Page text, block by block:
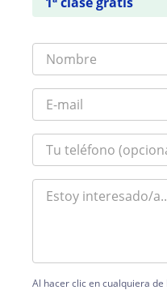
Al hacer clic en cualquiera